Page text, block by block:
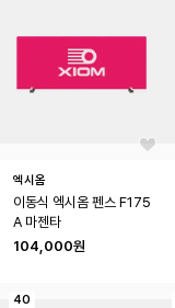
엑시옴
이동식 엑시옴 펜스 F175
A 마젠타
104,000원
40